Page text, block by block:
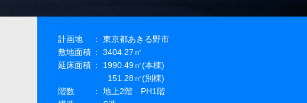
計画地
： 東京都あきる野市
敷地面積 ： 3404.27㎡
延床面積 ： 1990.49㎡(本棟)
151.28㎡(別棟)
階数
： 地上2階 PH1階